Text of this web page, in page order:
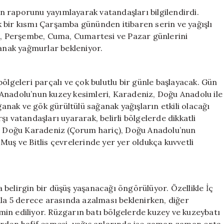
Uyarısı:
Çarşamba’dan
İtibaren
Etkili
raporunu yayımlayarak vatandaşları bilgilendirdi.
kısmı Çarşamba gününden itibaren serin ve yağışlı
Perşembe, Cuma, Cumartesi ve Pazar günlerini
yağmurlar bekleniyor.
parçalı ve çok bulutlu bir günle başlayacak. Gün
kuzey kesimleri, Karadeniz, Doğu Anadolu ile
ve gök gürültülü sağanak yağışların etkili olacağı
vatandaşları uyararak, belirli bölgelerde dikkatli
Karadeniz (Çorum hariç), Doğu Anadolu’nun
ve Bitlis çevrelerinde yer yer oldukça kuvvetli
belirgin bir düşüş yaşanacağı öngörülüyor. Özellikle İç
5 derece arasında azalması beklenirken, diğer
ediliyor. Rüzgarın batı bölgelerde kuzey ve kuzeybatı